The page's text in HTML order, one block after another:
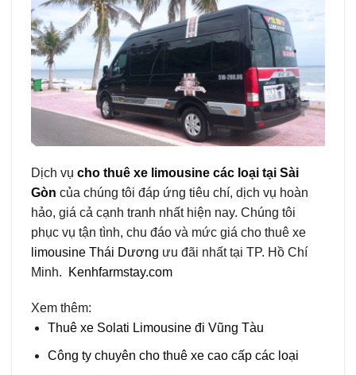
Dịch vụ cho thuê xe limousine các loại tại Sài
Gòn của chúng tôi đáp ứng tiêu chí, dịch vụ hoàn
hảo, giá cả cạnh tranh nhất hiện nay. Chúng tôi
phục vụ tận tình, chu đáo và mức giá cho thuê xe
limousine Thái Dương ưu đãi nhất tại TP. Hồ Chí
Minh.
Kenhfarmstay.com
Xem thêm:
Thuê xe Solati Limousine đi Vũng Tàu
Công ty chuyên cho thuê xe cao cấp các loại